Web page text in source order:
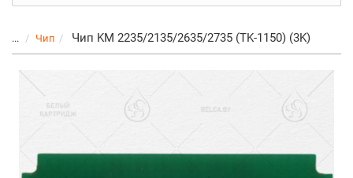
... Чип Чип KM 2235/2135/2635/2735 (TK-1150) (3K)